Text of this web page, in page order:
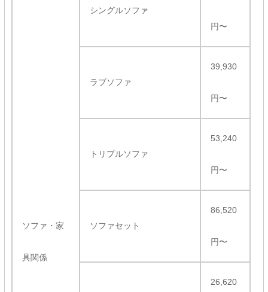
ソファ・家
具関係
シングルソファ
円〜
ラブソファ
39,930
円〜
トリプルソファ
53,240
円〜
ソファセット
86,520
円〜
26,620